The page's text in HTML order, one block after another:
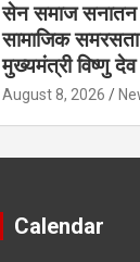
सेन समाज
सामाजिक
मुख्यमंत्री विष्णु
August 8, 2026
Calendar